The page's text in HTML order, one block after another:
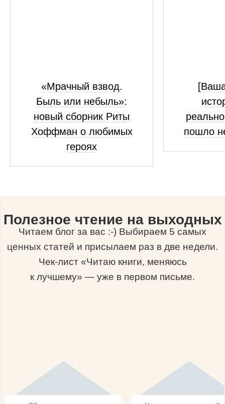
«Мрачный взвод.
Быль или небыль»:
новый сборник Риты
Хоффман о любимых
героях
пошло
Полезное чтение на выходных
Читаем блог за вас :-) Выбираем 5 самых
ценных статей и присылаем раз в две недели.
Чек-лист «Читаю книги, меняюсь
к лучшему» — уже в первом письме.